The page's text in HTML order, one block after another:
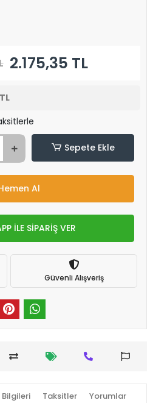
2.175,35 TL
Sepete Ekle
Al
İLE SİPARİŞ VER
Güvenli Alışveriş
Taksitler Yorumlar